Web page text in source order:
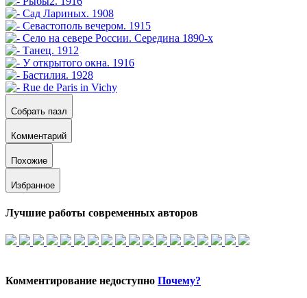
Собрать пазл
Комментарий
Похожие
Избранное
Лучшие работы современных авторов
Комментирование недоступно Почему?